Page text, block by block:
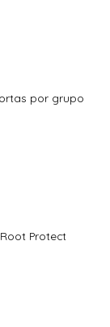
10/100/1000
Sfp
28Ts)
100 Mbps
por grupo
Protect